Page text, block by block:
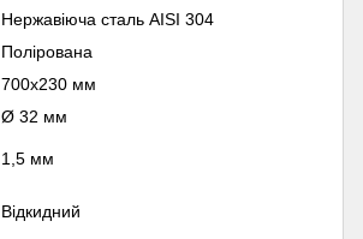
Нержавіюча сталь AISI 304
Полірована
700х230 мм
Ø 32 мм
1,5 мм
Відкидний